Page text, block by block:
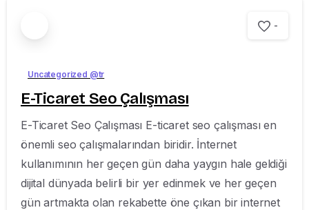
-
Uncategorized @tr
E-Ticaret Seo Çalışması
E-Ticaret Seo Çalışması E-ticaret seo çalışması en
önemli seo çalışmalarından biridir. İnternet
kullanımının her geçen gün daha yaygın hale geldiği
dijital dünyada belirli bir yer edinmek ve her geçen
gün artmakta olan rekabette öne çıkan bir internet